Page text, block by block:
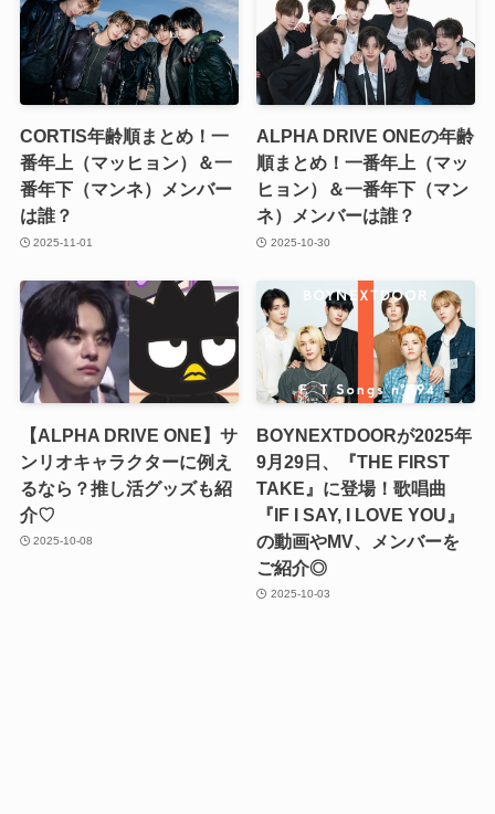
CORTIS年齢順まとめ！一
番年上（マッヒョン）＆一
番年下（マンネ）メンバー
は誰？
2025-11-01
ALPHA DRIVE ONEの年齢
順まとめ！一番年上（マッ
ヒョン）＆一番年下（マン
ネ）メンバーは誰？
2025-10-30
【ALPHA DRIVE ONE】サ
ンリオキャラクターに例え
るなら？推し活グッズも紹
介♡
2025-10-08
BOYNEXTDOORが2025年
9月29日、『THE FIRST
TAKE』に登場！歌唱曲
『IF I SAY, I LOVE YOU』
の動画やMV、メンバーを
ご紹介◎
2025-10-03